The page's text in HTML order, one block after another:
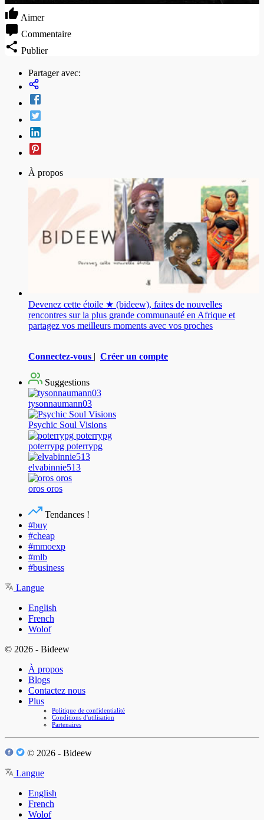
Aimer
Commentaire
Publier
Partager avec:
À propos
Devenez cette étoile ★ (bideew), faites de nouvelles
rencontres sur la plus grande communauté en Afrique et
partagez vos meilleurs moments avec vos proches
Connectez-vous | Créer un compte
Suggestions
tysonnaumann03
Psychic Soul Visions
poterrypg poterrypg
elvabinnie513
oros oros
Tendances !
#buy
#cheap
#mmoexp
#mlb
#business
Langue
English
French
Wolof
© 2026 - Bideew
À propos
Blogs
Contactez nous
Plus
Politique de confidentialité
Conditions d'utilisation
Partenaires
© 2026 - Bideew
Langue
English
French
Wolof